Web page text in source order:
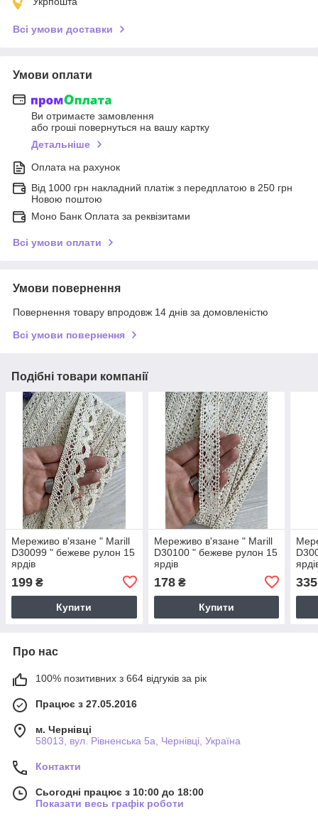
Всі умови доставки
Умови оплати
Ви отримаєте замовлення
або гроші повернуться на вашу картку
Детальніше
Оплата на рахунок
Від 1000 грн накладний платіж з передплатою в 250 грн
Новою поштою
Моно Банк Оплата за реквізитами
Всі умови оплати
Умови повернення
Повернення товару впродовж 14 днів за домовленістю
Всі умови повернення
Подібні товари компанії
Мереживо в'язане " Marill
D30099 " бежеве рулон 15
ярдів
199 ₴
Купити
Мереживо в'язане " Marill
D30100 " бежеве рулон 15
ярдів
178₴
Купити
335
Про нас
100% позитивних з 664 відгуків за рік
Працює з 27.05.2016
м. Чернівці
58013, вул. Рівненська 5а, Чернівці, Україна
Контакти
Сьогодні працює з 10:00 до 18:00
Показати весь графік роботи